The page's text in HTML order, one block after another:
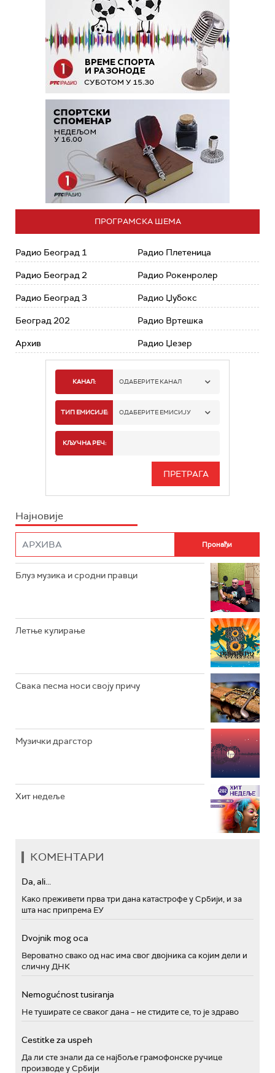
ПРОГРАМСКА ШЕМА
Радио Београд 1
Радио Београд 2
Радио Београд 3
Београд 202
Архив
Радио Плетеница
Радио Рокенролер
Радио Џубокс
Радио Вртешка
Радио Џезер
КАНАЛ: ОДАБЕРИТЕ КАНАЛ
РАДИО БЕОГРАД 1
РАДИО БЕОГРАД 3
РАДИО РОКЕНРОЛЕР
ТИП ЕМИСИЈЕ: ОДАБЕРИТЕ ЕМИСИЈУ
ИНФО
КЉУЧНА РЕЧ:
Најновије
Блуз музика и сродни правци
Летње кулирање
Свака песма носи своју причу
Музички драгстор
Хит недеље
КОМЕНТАРИ
Da, ali...
Како преживети прва три дана катастрофе у Србији, и за
шта нас припрема ЕУ
Dvojnik mog oca
Вероватно свако од нас има свог двојника са којим дели и
сличну ДНК
Nemogućnost tusiranja
Не туширате се сваког дана – не стидите се, то је здраво
Cestitke za uspeh
Да ли сте знали да се најбоље грамофонске ручице
производе у Србији